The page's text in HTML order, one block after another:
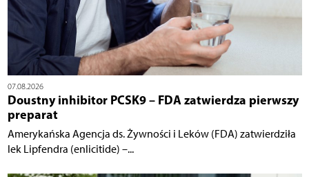
07.08.2026
Doustny inhibitor PCSK9 – FDA zatwierdza pierwszy
preparat
Amerykańska Agencja ds. Żywności i Leków (FDA) zatwierdziła
lek Lipfendra (enlicitide) –...